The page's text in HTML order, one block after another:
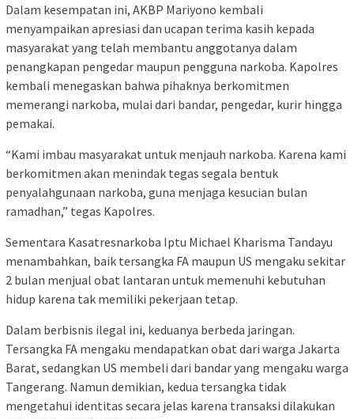
Dalam kesempatan ini, AKBP Mariyono kembali
menyampaikan apresiasi dan ucapan terima kasih kepada
masyarakat yang telah membantu anggotanya dalam
penangkapan pengedar maupun pengguna narkoba. Kapolres
kembali menegaskan bahwa pihaknya berkomitmen
memerangi narkoba, mulai dari bandar, pengedar, kurir hingga
pemakai.
“Kami imbau masyarakat untuk menjauh narkoba. Karena kami
berkomitmen akan menindak tegas segala bentuk
penyalahgunaan narkoba, guna menjaga kesucian bulan
ramadhan,” tegas Kapolres.
Sementara Kasatresnarkoba Iptu Michael Kharisma Tandayu
menambahkan, baik tersangka FA maupun US mengaku sekitar
2 bulan menjual obat lantaran untuk memenuhi kebutuhan
hidup karena tak memiliki pekerjaan tetap.
Dalam berbisnis ilegal ini, keduanya berbeda jaringan.
Tersangka FA mengaku mendapatkan obat dari warga Jakarta
Barat, sedangkan US membeli dari bandar yang mengaku warga
Tangerang. Namun demikian, kedua tersangka tidak
mengetahui identitas secara jelas karena transaksi dilakukan